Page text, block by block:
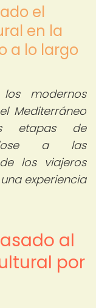
el
en la
a lo largo
modernos
Mediterráneo
etapas de
a las
los viajeros
experiencia
al
por